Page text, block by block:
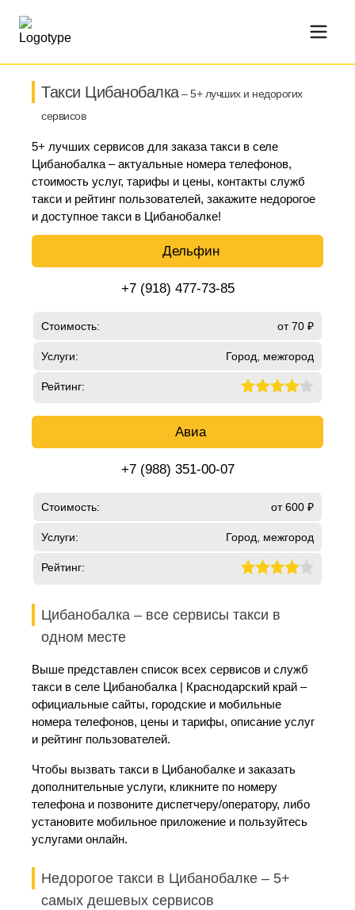
Такси Цибанобалка– 5+ лучших и недорогих
сервисов
5+ лучших сервисов для заказа такси в селе
Цибанобалка – актуальные номера телефонов,
стоимость услуг, тарифы и цены, контакты служб
такси и рейтинг пользователей, закажите недорогое
и доступное такси в Цибанобалке!
Дельфин
+7 (918) 477-73-85
Стоимость: от 70 ₽
Услуги: Город, межгород
Рейтинг:
Авиа
+7 (988) 351-00-07
Стоимость: от 600 ₽
Услуги: Город, межгород
Рейтинг:
Цибанобалка – все сервисы такси в
одном месте
Выше представлен список всех сервисов и служб
такси в селе Цибанобалка | Краснодарский край –
официальные сайты, городские и мобильные
номера телефонов, цены и тарифы, описание услуг
и рейтинг пользователей.
Чтобы вызвать такси в Цибанобалке и заказать
дополнительные услуги, кликните по номеру
телефона и позвоните диспетчеру/оператору, либо
установите мобильное приложение и пользуйтесь
услугами онлайн.
Недорогое такси в Цибанобалке – 5+
самых дешевых сервисов